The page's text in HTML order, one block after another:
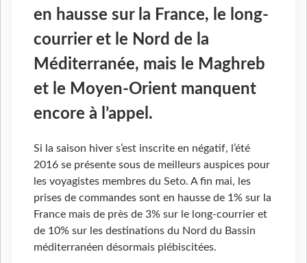
en hausse sur la France, le long-
courrier et le Nord de la
Méditerranée, mais le Maghreb
et le Moyen-Orient manquent
encore à l’appel.
Si la saison hiver s’est inscrite en négatif, l’été
2016 se présente sous de meilleurs auspices pour
les voyagistes membres du Seto. A fin mai, les
prises de commandes sont en hausse de 1% sur la
France mais de près de 3% sur le long-courrier et
de 10% sur les destinations du Nord du Bassin
méditerranéen désormais plébiscitées.